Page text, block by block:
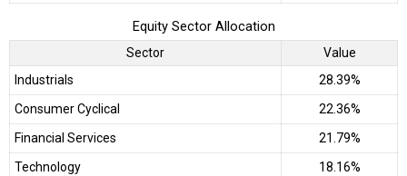
Equity Sector Allocation
Sector
Value
Industrials
28.39%
Consumer Cyclical
22.36%
Financial Services
21.79%
Technology
18.16%